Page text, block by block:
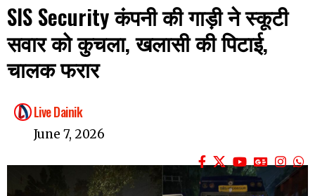
SIS Security कंपनी की गाड़ी ने स्कूटी
सवार को कुचला, खलासी की पिटाई,
चालक फरार
Live Dainik
June 7, 2026